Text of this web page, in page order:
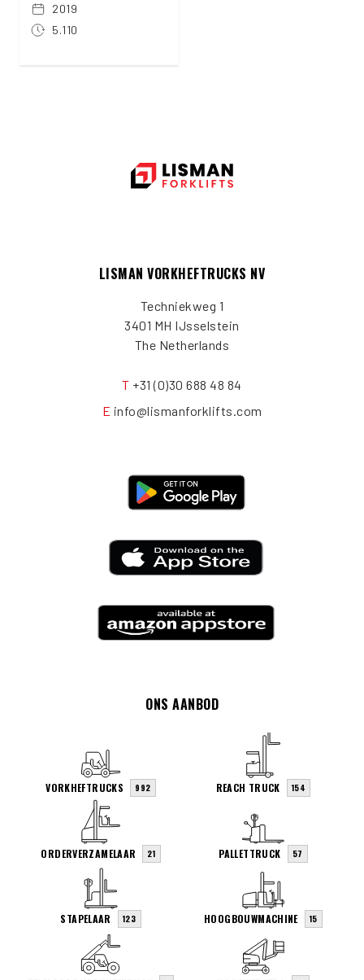
2019
5.110
LISMAN VORKHEFTRUCKS NV
Techniekweg 1
3401 MH IJsselstein
The Netherlands
T +31 (0)30 688 48 84
E info@lismanforklifts.com
ONS AANBOD
VORKHEFTRUCKS 992 REACH TRUCK 154
ORDERVERZAMELAAR 21 PALLETTRUCK 57
STAPELAAR 123 HOOGBOUWMACHINE 15